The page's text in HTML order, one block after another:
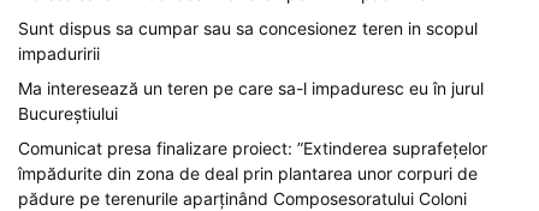
Sunt dispus sa cumpar sau sa concesionez teren in scopul
impaduririi
Ma interesează un teren pe care sa-l impaduresc eu în jurul
Bucureștiului
Comunicat presa finalizare proiect: ”Extinderea suprafețelor
împădurite din zona de deal prin plantarea unor corpuri de
pădure pe terenurile aparținând Composesoratului Coloni